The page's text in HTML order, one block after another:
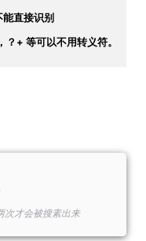
直接识别
+ 等可以不用转义符。
才会被搜素出来